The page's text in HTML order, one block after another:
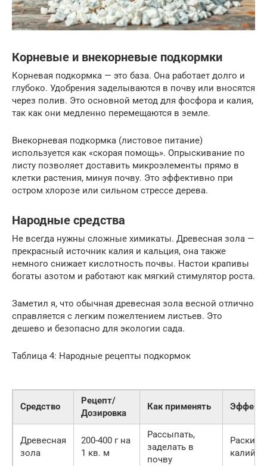
Корневые и внекорневые подкормки
Корневая подкормка — это база. Она работает долго и
глубоко. Удобрения заделываются в почву или вносятся
через полив. Это основной метод для фосфора и калия,
так как они медленно перемещаются в земле.
Внекорневая подкормка (листовое питание)
используется как «скорая помощь». Опрыскивание по
листу позволяет доставить микроэлементы прямо в
клетки растения, минуя почву. Это эффективно при
остром хлорозе или сильном стрессе дерева.
Народные средства
Не всегда нужны сложные химикаты. Древесная зола —
прекрасный источник калия и кальция, она также
немного снижает кислотность почвы. Настои крапивы
богаты азотом и работают как мягкий стимулятор роста.
Заметил я, что обычная древесная зола весной отлично
справляется с легким пожелтением листьев. Это
дешево и безопасно для экологии сада.
Таблица 4: Народные рецепты подкормок
Средство
Рецепт/
Дозировка
Как применять Эффект
Древесная
зола
200-400 г на
1 кв. м
Рассыпать,
заделать в
почву
калий